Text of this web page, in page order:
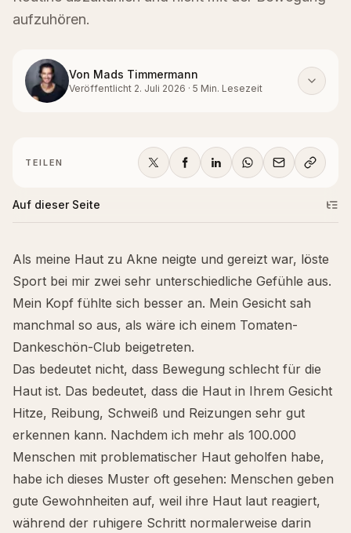
aufzuhören.
Von Mads Timmermann
Veröffentlicht 2. Juli 2026 · 5 Min. Lesezeit
TEILEN
Auf dieser Seite
Als meine Haut zu Akne neigte und gereizt war, löste
Sport bei mir zwei sehr unterschiedliche Gefühle aus.
Mein Kopf fühlte sich besser an. Mein Gesicht sah
manchmal so aus, als wäre ich einem Tomaten-
Dankeschön-Club beigetreten.
Das bedeutet nicht, dass Bewegung schlecht für die
Haut ist. Das bedeutet, dass die Haut in Ihrem Gesicht
Hitze, Reibung, Schweiß und Reizungen sehr gut
erkennen kann. Nachdem ich mehr als 100.000
Menschen mit problematischer Haut geholfen habe,
habe ich dieses Muster oft gesehen: Menschen geben
gute Gewohnheiten auf, weil ihre Haut laut reagiert,
während der ruhigere Schritt normalerweise darin